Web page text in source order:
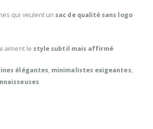
qui veulent un sac de qualité sans logo
aiment le style subtil mais affirmé
élégantes, minimalistes exigeantes,